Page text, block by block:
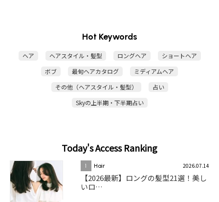
Hot Keywords
ヘア ヘアスタイル・髪型 ロングヘア
ショートヘア
ボブ
最旬ヘアカタログ
ミディアムヘア
その他（ヘアスタイル・髪型）
占い
Skyの上半期・下半期占い
Today's Access Ranking
1 Hair 2026.07.14
【2026最新】ロングの髪型21選！美し
いロ…